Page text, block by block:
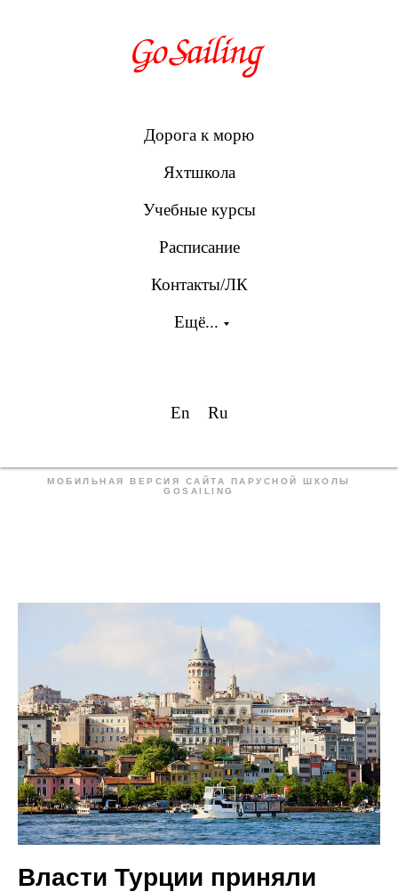
Дорога к морю
Яхтшкола
Учебные курсы
Расписание
Контакты/ЛК
Ещё...
En Ru
МОБИЛЬНАЯ ВЕРСИЯ САЙТА ПАРУСНОЙ ШКОЛЫ
GOSAILING
Власти Турции приняли